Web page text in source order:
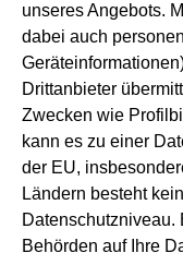
Service
Energie
B2B-Lösungen
Unternehmen
Haltern
Die
aktuell keinen
Im Mai 2023 hat
eine Liste von
veröffentlicht, die
unseres Angebots.
dabei auch
Drittanbieter
Zwecken wie
kann es zu einer
der EU,
Ländern besteht
Datenschutzniveau.
Behörden auf Ihre